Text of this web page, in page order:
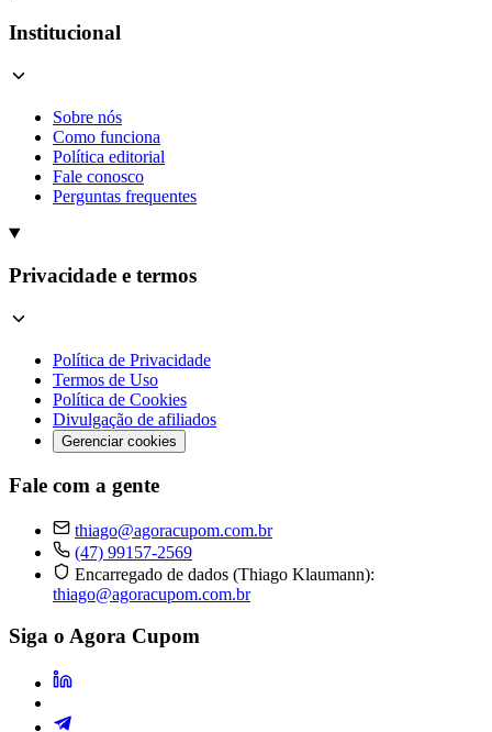
Institucional
Sobre nós
Como funciona
Política editorial
Fale conosco
Perguntas frequentes
Privacidade e termos
Política de Privacidade
Termos de Uso
Política de Cookies
Divulgação de afiliados
Gerenciar cookies
Fale com a gente
thiago@agoracupom.com.br
(47) 99157-2569
Encarregado de dados (Thiago Klaumann):
thiago@agoracupom.com.br
Siga o Agora Cupom